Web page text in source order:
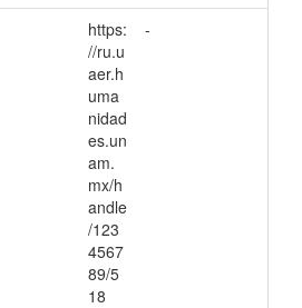
https:
//ru.u
aer.h
uma
nidad
es.un
am.
mx/h
andle
/123
4567
89/5
18
-